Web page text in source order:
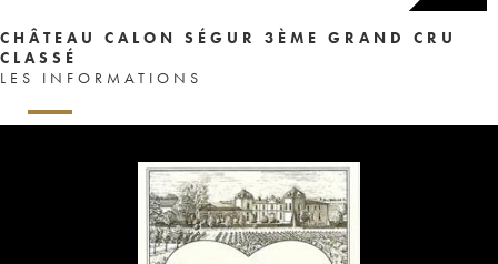
CHÂTEAU CALON SÉGUR 3ÈME GRAND CRU
CLASSÉ
LES INFORMATIONS